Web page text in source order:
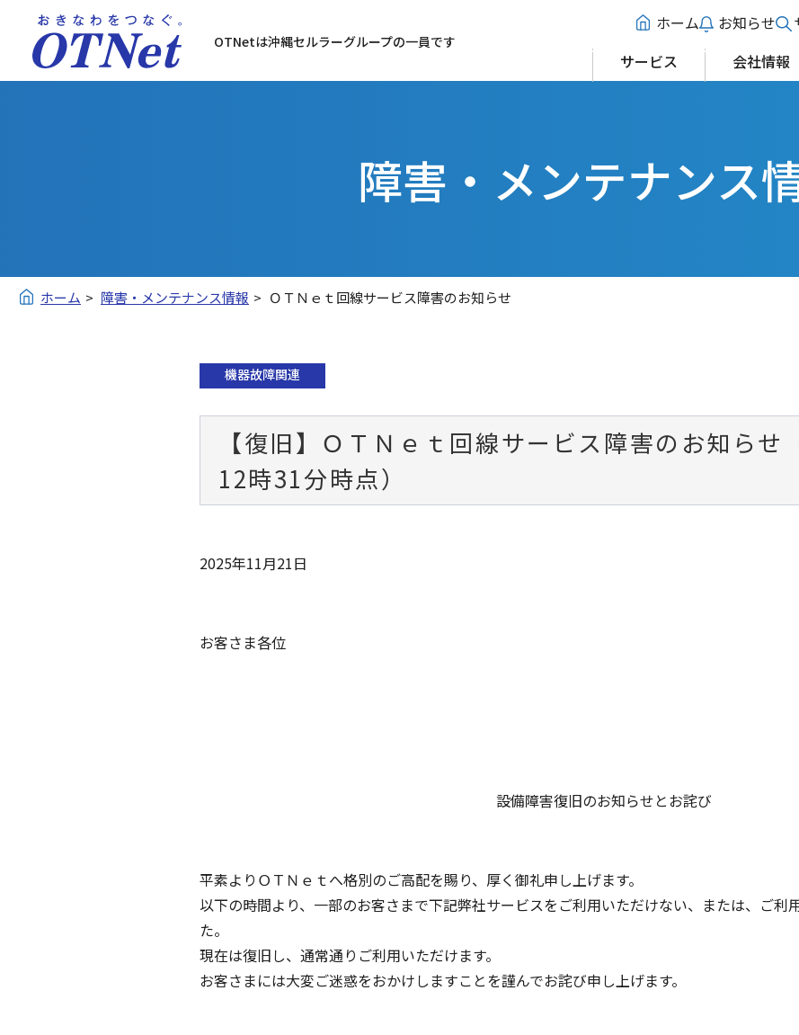
OTNetは沖縄セルラーグループの一員です
ホーム お知らせ
サービス
会社情報
障害・メンテナンス
ホーム 障害・メンテナンス情報 ＯＴＮｅｔ回線サービス障害のお知らせ
機器故障関連
【復旧】ＯＴＮｅｔ回線サービス障害のお知らせ
12時31分時点）
2025年11月21日
お客さま各位
設備障害復旧のお知らせとお詫び
平素よりＯＴＮｅｔへ格別のご高配を賜り、厚く御礼申し上げます。
以下の時間より、一部のお客さまで下記弊社サービスをご利用いただけない、または、ご利
た。
現在は復旧し、通常通りご利用いただけます。
お客さまには大変ご迷惑をおかけしますことを謹んでお詫び申し上げます。